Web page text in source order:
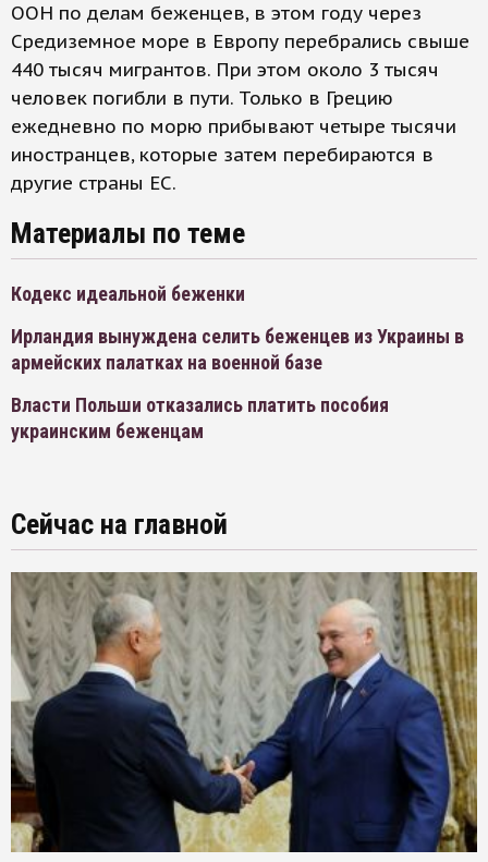
ООН по делам беженцев, в этом году через
Средиземное море в Европу перебрались свыше
440 тысяч мигрантов. При этом около 3 тысяч
человек погибли в пути. Только в Грецию
ежедневно по морю прибывают четыре тысячи
иностранцев, которые затем перебираются в
другие страны ЕС.
Материалы по теме
Кодекс идеальной беженки
Ирландия вынуждена селить беженцев из Украины в
армейских палатках на военной базе
Власти Польши отказались платить пособия
украинским беженцам
Сейчас на главной